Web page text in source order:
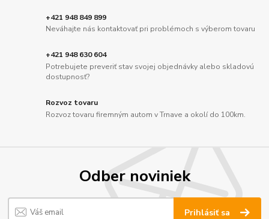
+421 948 849 899
Neváhajte nás kontaktovať pri problémoch s výberom tovaru
+421 948 630 604
Potrebujete preveriť stav svojej objednávky alebo skladovú
dostupnosť?
Rozvoz tovaru
Rozvoz tovaru firemným autom v Trnave a okolí do 100km.
Odber noviniek
Prihlásiť sa